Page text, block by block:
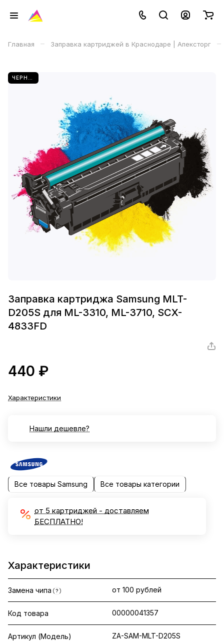
Главная – Заправка картриджей в Краснодаре | Апексторг –
Заправка картриджа Samsung MLT-
D205S для ML-3310, ML-3710, SCX-
4833FD
440 ₽
Характеристики
Нашли дешевле?
Все товары Samsung Все товары категории
от 5 картриджей - доставляем
БЕСПЛАТНО!
Характеристики
Замена чипа ? от 100 рублей
Код товара 00000041357
Артикул (Модель) ZA-SAM-MLT-D205S